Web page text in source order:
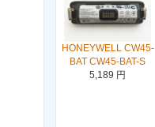
HONEYWELL CW45-
BAT CW45-BAT-S
5,189 円